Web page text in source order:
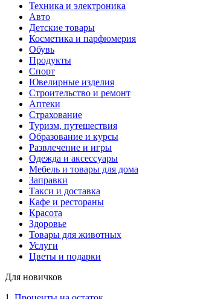
Техника и электроника
Авто
Детские товары
Косметика и парфюмерия
Обувь
Продукты
Спорт
Ювелирные изделия
Строительство и ремонт
Аптеки
Страхование
Туризм, путешествия
Образование и курсы
Развлечение и игры
Одежда и аксессуары
Мебель и товары для дома
Заправки
Такси и доставка
Кафе и рестораны
Красота
Здоровье
Товары для животных
Услуги
Цветы и подарки
Для новичков